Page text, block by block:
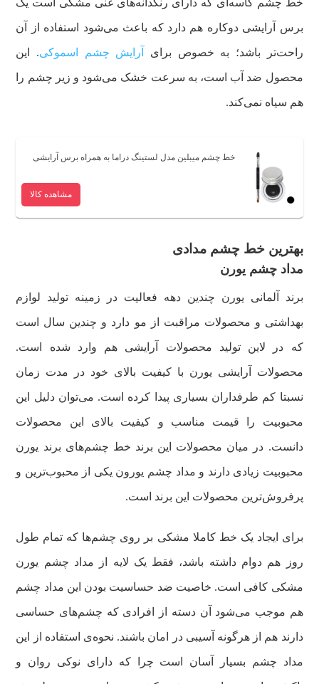
خط چشم کاسه‌ای که دارای رنگدانه‌های غنی مشکی است یک
برس آرایشی دوکاره هم دارد که باعث می‌شود استفاده از آن
راحت‌تر باشد؛ به خصوص برای آرایش چشم اسموکی. این
محصول ضد آب است، به سرعت خشک می‌شود و زیر چشم را
هم سیاه نمی‌کند.
خط چشم میبلین مدل لستینگ دراما به همراه برس آرایشی
مشاهده کالا
بهترین خط چشم مدادی
مداد چشم یورن
برند آلمانی یورن چندین دهه فعالیت در زمینه تولید لوازم
بهداشتی و محصولات مراقبت از مو دارد و چندین سال است
که در لاین تولید محصولات آرایشی هم وارد شده است.
محصولات آرایشی یورن با کیفیت بالای خود در مدت زمان
نسبتا کم طرفداران بسیاری پیدا کرده است. می‌توان دلیل این
محبوبیت را قیمت مناسب و کیفیت بالای این محصولات
دانست. در میان محصولات این برند خط چشم‌های برند یورن
محبوبیت زیادی دارند و مداد چشم یورون یکی از محبوب‌ترین و
پرفروش‌ترین محصولات این برند است.
برای ایجاد یک خط کاملا مشکی بر روی چشم‌ها که تمام طول
روز هم دوام داشته باشد، فقط یک لایه از مداد چشم یورن
مشکی کافی است. خاصیت ضد حساسيت بودن این مداد چشم
هم موجب می‌شود آن دسته از افرادی که چشم‌های حساسی
دارند هم از هرگونه آسیبی در امان باشند. نحوه‌ی استفاده از این
مداد چشم بسیار آسان است چرا که دارای نوکی روان و